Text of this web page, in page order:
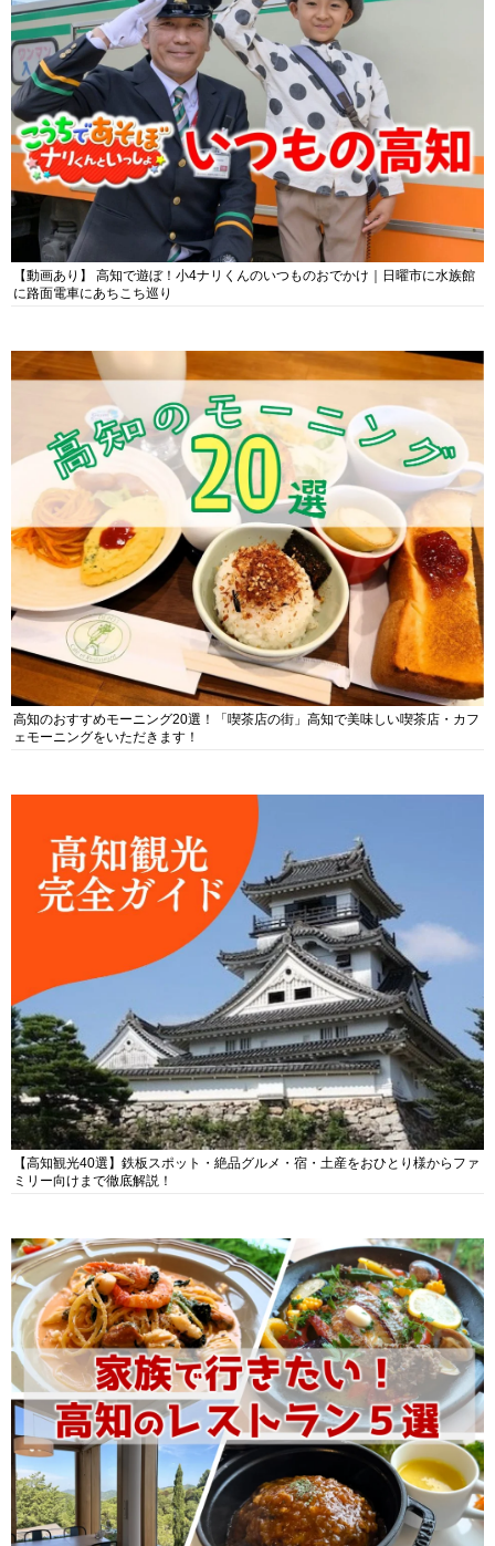
【動画あり】 高知で遊ぼ！小4ナリくんのいつものおでかけ｜日曜市に水族館
に路面電車にあちこち巡り
高知のおすすめモーニング20選！「喫茶店の街」高知で美味しい喫茶店・カフ
ェモーニングをいただきます！
【高知観光40選】鉄板スポット・絶品グルメ・宿・土産をおひとり様からファ
ミリー向けまで徹底解説！